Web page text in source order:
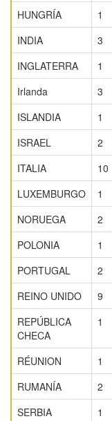
HUNGRÍA
1
INDIA
3
INGLATERRA
1
Irlanda
3
ISLANDIA
1
ISRAEL
2
ITALIA
10
LUXEMBURGO
1
NORUEGA
2
POLONIA
1
PORTUGAL
2
REINO UNIDO
9
REPÚBLICA
CHECA
1
RÉUNION 1
RUMANÍA
2
SERBIA
1